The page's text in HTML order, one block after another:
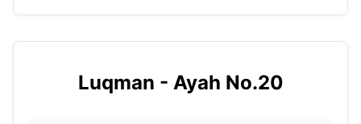
Luqman - Ayah No.20